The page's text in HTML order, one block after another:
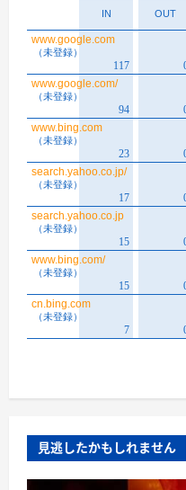
見逃したかもしれません